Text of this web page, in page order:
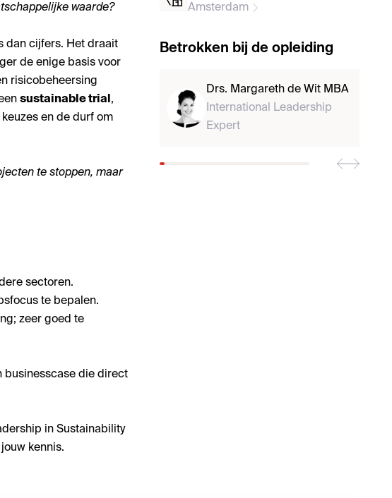
waarde?
dan cijfers. Het draait
de enige basis voor
risicobeheersing
sustainable trial ,
en de durf om
te stoppen, maar
sectoren.
te bepalen.
zeer goed te
businesscase die direct
in Sustainability
kennis.
Amsterdam
Betrokken bij de opleiding
Drs. Margareth de Wit MBA
International Leadership
Expert